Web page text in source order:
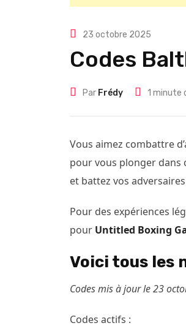
23 octobre 2025
Codes
Par Frédy 1 minute
Vous aimez combattre
pour vous plonger dans
et battez vos
Pour des expériences
pour Untitled Boxing
Voici tous les
Codes mis à jour le 23
Codes actifs :